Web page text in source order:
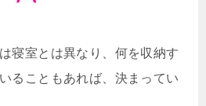
寝室とは異なり、何を収納す
ることもあれば、決まってい